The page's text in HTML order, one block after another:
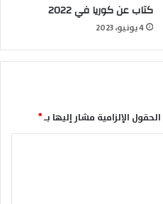
كتاب عن كوريا في 2022
4 يونيو، 2023
الحقول الإلزامية مشار إليها بـ*